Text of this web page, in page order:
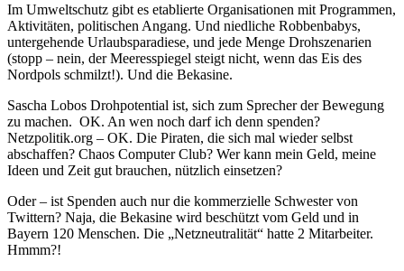
Im Umweltschutz gibt es etablierte Organisationen mit Programmen,
Aktivitäten, politischen Angang. Und niedliche Robbenbabys,
untergehende Urlaubsparadiese, und jede Menge Drohszenarien
(stopp – nein, der Meeresspiegel steigt nicht, wenn das Eis des
Nordpols schmilzt!). Und die Bekasine.
Sascha Lobos Drohpotential ist, sich zum Sprecher der Bewegung
zu machen. OK. An wen noch darf ich denn spenden?
Netzpolitik.org – OK. Die Piraten, die sich mal wieder selbst
abschaffen? Chaos Computer Club? Wer kann mein Geld, meine
Ideen und Zeit gut brauchen, nützlich einsetzen?
Oder – ist Spenden auch nur die kommerzielle Schwester von
Twittern? Naja, die Bekasine wird beschützt vom Geld und in
Bayern 120 Menschen. Die „Netzneutralität“ hatte 2 Mitarbeiter.
Hmmm?!